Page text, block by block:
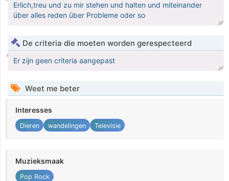
Erlich,treu und zu mir stehen und halten und miteinander
über alles reden über Probleme oder so
De criteria die moeten worden gerespecteerd
Er zijn geen criteria aangepast
Weet me beter
Interesses
Dieren wandelingen Televisie
Muzieksmaak
Pop Rock